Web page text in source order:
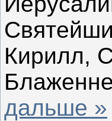
Кирилл,
дальше »